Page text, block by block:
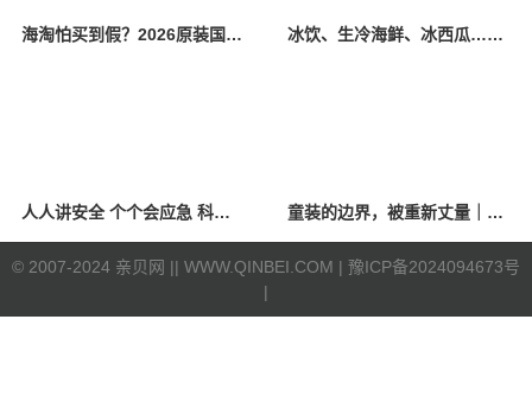
海淘怕买到假？2026原装国产羊奶粉靠谱的正规品牌有哪些？ 冰饮、生冷海鲜、冰西瓜……泉州人夏季“标配”饮食极易引发胃肠炎
人人讲安全 个个会应急 科学应对防震避险 童装的边界，被重新丈量｜2026中国国际时装周·童话小镇圆满收官
© 2007-2024 亲贝网 || WWW.QINBEI.COM | 豫ICP备2024094673号
|